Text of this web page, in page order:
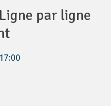
par ligne